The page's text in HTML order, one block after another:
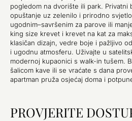
pogledom na dvorište ili park. Privatni
opuštanje uz zelenilo i prirodno
ugodnim–savršenim za parove ili
king size krevet i krevet na kat za
klasičan dizajn, vedre boje i pažljivo
i ugodnu atmosferu. Uživajte u
modernoj kupaonici s walk-in tušem.
šalicom kave ili se vraćate s dana
apartman pruža osjećaj doma i
PROVJERITE